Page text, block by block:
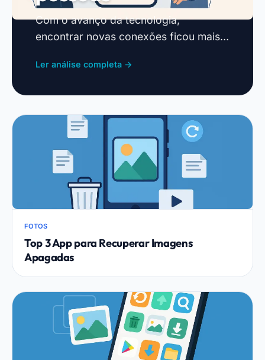
Com o avanço da tecnologia,
encontrar novas conexões ficou mais
relacionamento para conhecer pessoas
Ler análise completa →
FOTOS
Top 3 App para Recuperar Imagens
Apagadas